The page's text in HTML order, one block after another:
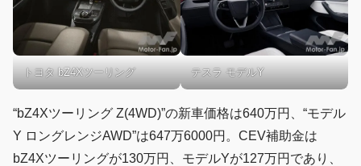
トヨタ bZ4Xツーリング テスラ モデルY
“bZ4Xツーリング Z(4WD)”の新車価格は640万円、“モデル
Y ロングレンジAWD”は647万6000円。CEV補助金は
bZ4Xツーリングが130万円、モデルYが127万円であり、